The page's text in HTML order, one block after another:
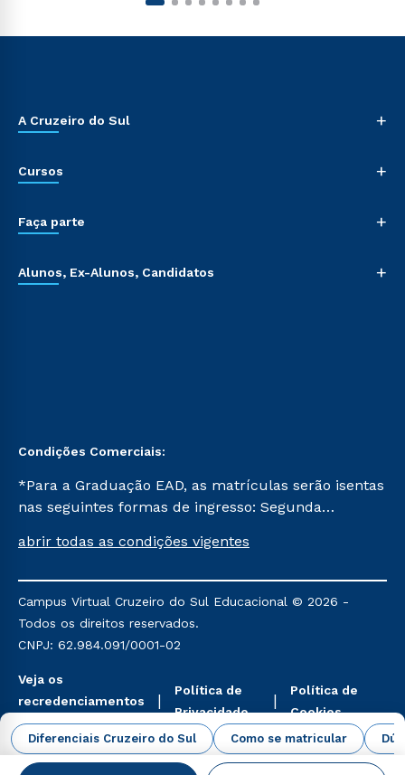
Diferenciais Cruzeiro do Sul Como se matricular
A Cruzeiro do Sul +
Cursos +
Faça parte +
Alunos, Ex-Alunos, Candidatos +
Condições Comerciais:
*Para a Graduação EAD, as matrículas serão isentas
nas seguintes formas de ingresso: Segunda
Já para as demais, a taxa de matrícula será de R$
mencionadas são referentes aos cursos: Ensino
Religioso, Geografia para a Docência e Metodologia
do Ensino de História: Questões Atuais.
abrir todas as condições vigentes
Campus Virtual Cruzeiro do Sul Educacional © 2026 -
Todos os direitos reservados.
CNPJ: 62.984.091/0001-02
Veja os
recredenciamentos
aqui
Política de
Privacidade
Política de
Cookies